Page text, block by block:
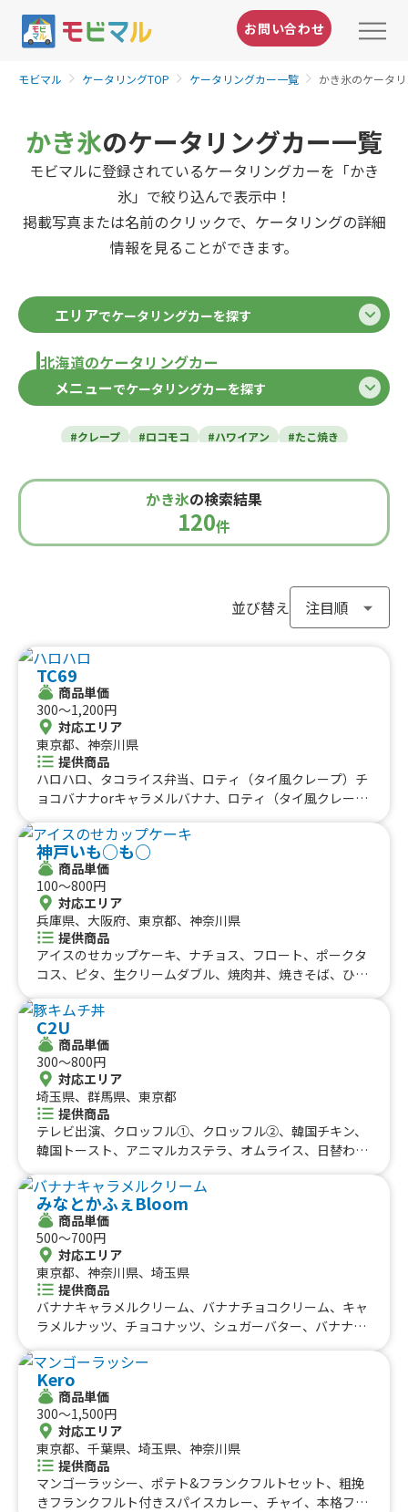
お問い合わせ
モビマル ケータリングTOP ケータリングカー一覧 かき氷のケータ
かき氷のケータリングカー一覧
モビマルに登録されているケータリングカーを「かき
氷」で絞り込んで表示中！
掲載写真または名前のクリックで、ケータリングの詳細
情報を見ることができます。
エリアでケータリングカーを探す
北海道のケータリングカー
北海道
関東のケータリングカー
埼玉県栃木県
北信越のケータリングカー
東海のケータリングカー
愛知県静岡県
中国のケータリングカー
鳥取県島根県岡山県
四国のケータリングカー
徳島県香川県愛媛県高知県
福岡県佐賀県長崎県
沖縄のケータリングカー
沖縄県
メニューでケータリングカーを探す
#クレープ #ロコモコ #ハワイアン
#たこ焼き
#餃子・小籠包
#唐揚げ #ドリンク
#タピオカ
#イタリアン #カレー
#ケバブ #コーヒー
#タコライス
#焼きそば
#焼き鳥
#ローストビーフ
#アイスクリーム
#クリームソーダ
#ケーキ
#クロッフル
#フルーツジュース
#海鮮
#和菓子 #和食 #ご当地グルメ
#串焼き
#タイ料理
#軽食・スナック
#りんご飴・フルーツ飴
#アサイーボウル
かき氷の検索結果
120件
並び替え
TC69
商品単価
300〜1,200円
対応エリア
東京都、神奈川県
提供商品
ハロハロ、タコライス弁当、ロティ（タイ風クレープ）チ
ョコバナナorキャラメルバナナ、ロティ（タイ風クレー
プ）プレーン、韓国ドーナツ、マラサダドーナツ、コナコ
ーヒー オールドファッション、ワッフル ホイップ、ワ
ッフル キャラメル、ワッフル チョコレート、タピオカ
キャラメル、タピオカチョコ、生フルーツジュース、ジン
ジャエール、いちごレアチーズドリンク、スパムおにぎ
り、飲むチーズケーキ、ホットコーヒー、アイスコーヒ
ー、アイスチョコレート、ホットチョコレート、ホットワ
イン、コーンスープ、オリオンビール、ドリロコス、レモ
ンサワー、ハイボール、フランクフルト、かき氷、タコ
ス、サルサタコライス、温玉タコライス、サワークリーム
タコライス、アボカドタコライス、トルティーヤタコライ
ス、チーズタコライス、タコライス
神戸いも○も○
商品単価
100〜800円
対応エリア
兵庫県、大阪府、東京都、神奈川県
提供商品
アイスのせカップケーキ、ナチョス、フロート、ポークタ
コス、ピタ、生クリームダブル、焼肉丼、焼きそば、ひと
いもラテ、黒蜜きなこだんご、アイスコーヒー、コーヒー
フロート、おいものクリームブリュレ、おいもの2色だん
ご、おいもブリュレ、ジュース、黒蜜きなこボール、かき
氷、冷やし芋、焼き芋
C2U
商品単価
300〜800円
対応エリア
埼玉県、群馬県、東京都
提供商品
テレビ出演、クロッフル①、クロッフル②、韓国チキン、
韓国トースト、アニマルカステラ、オムライス、日替わり
オレ
みなとかふぇBloom
商品単価
500〜700円
対応エリア
東京都、神奈川県、埼玉県
提供商品
バナナキャラメルクリーム、バナナチョコクリーム、キャ
ラメルナッツ、チョコナッツ、シュガーバター、バナナス
取)、バナナキャラメルクリーム(買取)、バナナチョコクリ
ーム(買取)、キャラメルクリーム(買取)、チョコクリーム
(買取)、ブラウニーチョコクリーム(買取)、クレープ(10
月〜)、バナナキャラメルクリームクレープ、バナナチョ
コクリームクレープ、ブラウニーチョコクリームクレー
プ、クレープ(5/1〜)、かき氷(シェイブアイス)
Kero
商品単価
300〜1,500円
対応エリア
東京都、千葉県、埼玉県、神奈川県
提供商品
マンゴーラッシー、ポテト&フランクフルトセット、粗挽
きフランクフルト付きスパイスカレー、チャイ、本格フラ